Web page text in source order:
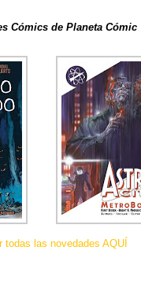
Cómics de Planeta Cómic
todas las novedades AQUÍ